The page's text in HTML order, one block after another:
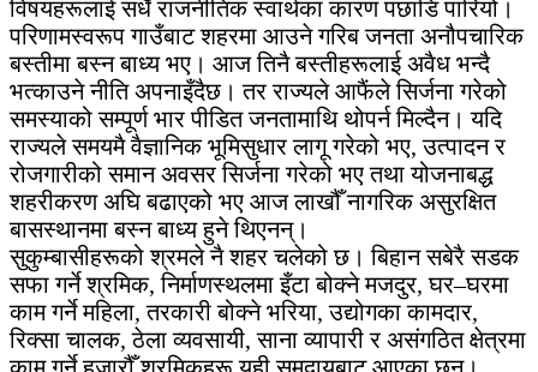
विषयहरूलाई सधैँ राजनीतिक स्वार्थका कारण पछाडि पारियो।
परिणामस्वरूप गाउँबाट शहरमा आउने गरिब जनता अनौपचारिक
बस्तीमा बस्न बाध्य भए। आज तिनै बस्तीहरूलाई अवैध भन्दै
भत्काउने नीति अपनाइँदैछ। तर राज्यले आफैंले सिर्जना गरेको
समस्याको सम्पूर्ण भार पीडित जनतामाथि थोपर्न मिल्दैन। यदि
राज्यले समयमै वैज्ञानिक भूमिसुधार लागू गरेको भए, उत्पादन र
रोजगारीको समान अवसर सिर्जना गरेको भए तथा योजनाबद्ध
शहरीकरण अघि बढाएको भए आज लाखौँ नागरिक असुरक्षित
बासस्थानमा बस्न बाध्य हुने थिएनन्।
सुकुम्बासीहरूको श्रमले नै शहर चलेको छ। बिहान सबेरै सडक
सफा गर्ने श्रमिक, निर्माणस्थलमा इँटा बोक्ने मजदुर, घर–घरमा
काम गर्ने महिला, तरकारी बोक्ने भरिया, उद्योगका कामदार,
रिक्सा चालक, ठेला व्यवसायी, साना व्यापारी र असंगठित क्षेत्रमा